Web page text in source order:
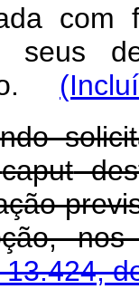
com
seus
caput